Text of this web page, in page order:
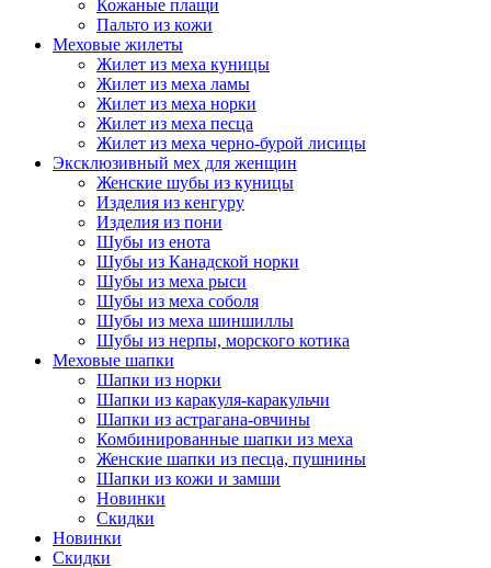
Кожаные плащи
Пальто из кожи
Меховые жилеты
Жилет из меха куницы
Жилет из меха ламы
Жилет из меха норки
Жилет из меха песца
Жилет из меха черно-бурой лисицы
Эксклюзивный мех для женщин
Женские шубы из куницы
Изделия из кенгуру
Изделия из пони
Шубы из енота
Шубы из Канадской норки
Шубы из меха рыси
Шубы из меха соболя
Шубы из меха шиншиллы
Шубы из нерпы, морского котика
Меховые шапки
Шапки из норки
Шапки из каракуля-каракульчи
Шапки из астрагана-овчины
Комбинированные шапки из меха
Женские шапки из песца, пушнины
Шапки из кожи и замши
Новинки
Скидки
Новинки
Скидки